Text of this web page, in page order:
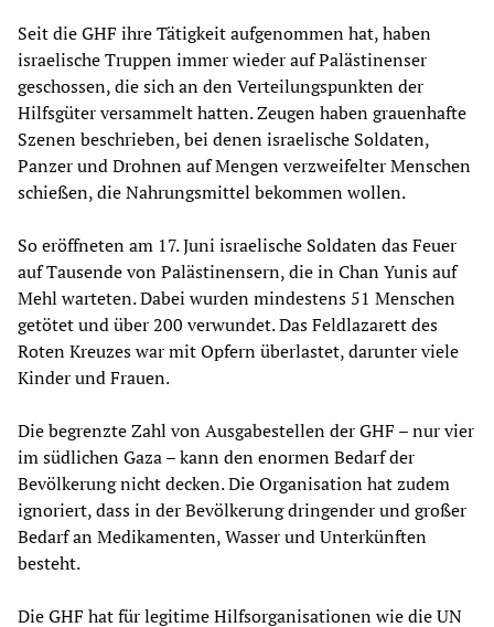
Seit die GHF ihre Tätigkeit aufgenommen hat, haben
israelische Truppen immer wieder auf Palästinenser
geschossen, die sich an den Verteilungspunkten der
Hilfsgüter versammelt hatten. Zeugen haben grauenhafte
Szenen beschrieben, bei denen israelische Soldaten,
Panzer und Drohnen auf Mengen verzweifelter Menschen
schießen, die Nahrungsmittel bekommen wollen.
So eröffneten am 17. Juni israelische Soldaten das Feuer
auf Tausende von Palästinensern, die in Chan Yunis auf
Mehl warteten. Dabei wurden mindestens 51 Menschen
getötet und über 200 verwundet. Das Feldlazarett des
Roten Kreuzes war mit Opfern überlastet, darunter viele
Kinder und Frauen.
Die begrenzte Zahl von Ausgabestellen der GHF – nur vier
im südlichen Gaza – kann den enormen Bedarf der
Bevölkerung nicht decken. Die Organisation hat zudem
ignoriert, dass in der Bevölkerung dringender und großer
Bedarf an Medikamenten, Wasser und Unterkünften
besteht.
Die GHF hat für legitime Hilfsorganisationen wie die UN